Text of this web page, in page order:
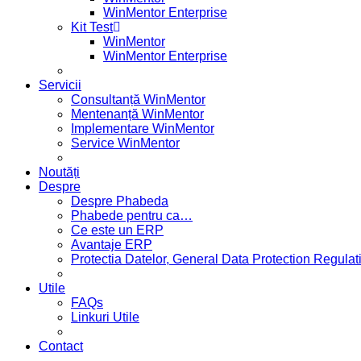
WinMentor Enterprise
Kit Test
WinMentor
WinMentor Enterprise
Servicii
Consultanță WinMentor
Mentenanță WinMentor
Implementare WinMentor
Service WinMentor
Noutăți
Despre
Despre Phabeda
Phabede pentru ca…
Ce este un ERP
Avantaje ERP
Protectia Datelor, General Data Protection
Utile
FAQs
Linkuri Utile
Contact